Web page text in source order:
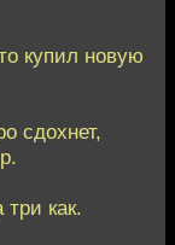
купил новую
сдохнет,
как.